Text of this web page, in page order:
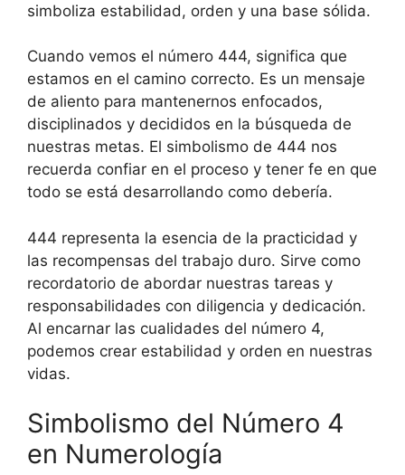
simboliza estabilidad, orden y una base sólida.
Cuando vemos el número 444, significa que
estamos en el camino correcto. Es un mensaje
de aliento para mantenernos enfocados,
disciplinados y decididos en la búsqueda de
nuestras metas. El simbolismo de 444 nos
recuerda confiar en el proceso y tener fe en que
todo se está desarrollando como debería.
444 representa la esencia de la practicidad y
las recompensas del trabajo duro. Sirve como
recordatorio de abordar nuestras tareas y
responsabilidades con diligencia y dedicación.
Al encarnar las cualidades del número 4,
podemos crear estabilidad y orden en nuestras
vidas.
Simbolismo del Número 4
en Numerología